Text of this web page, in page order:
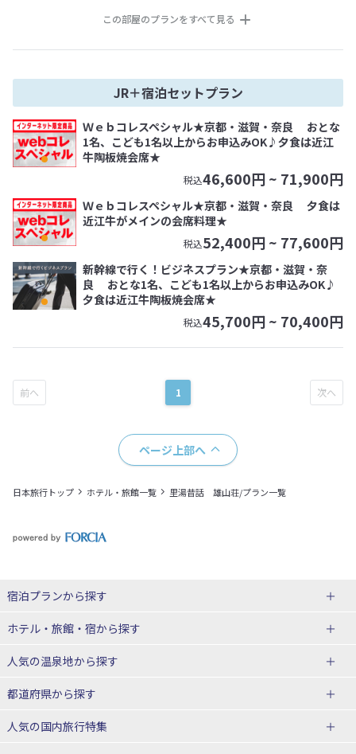
この部屋のプランをすべて見る
JR＋宿泊セットプラン
Ｗｅｂコレスペシャル★京都・滋賀・奈良 おとな
1名、こども1名以上からお申込みOK♪夕食は近江
牛陶板焼会席★
税込46,600円 ~ 71,900円
Ｗｅｂコレスペシャル★京都・滋賀・奈良 夕食は
近江牛がメインの会席料理★
税込52,400円 ~ 77,600円
新幹線で行く！ビジネスプラン★京都・滋賀・奈
良 おとな1名、こども1名以上からお申込みOK♪
夕食は近江牛陶板焼会席★
税込45,700円 ~ 70,400円
1
ページ上部へ
日本旅行トップ ホテル・旅館一覧 里湯昔話 雄山荘/プラン一覧
宿泊プランから探す
北海道
東北
青森県
宮城県
ホテル・旅館・宿から探す
北海道ホテル・旅館
青森県ホテル・旅館
人気の温泉地から探す
北海道
湯の川温泉(北海道)
都道府県から探す
人気の国内旅行特集